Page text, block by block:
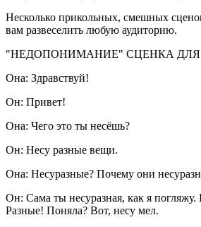
Несколько прикольных, смешных
вам развеселить любую аудиторию.
"НЕДОПОНИМАНИЕ" СЦЕНКА
Она: Здравствуй!
Он: Привет!
Она: Чего это ты несёшь?
Он: Несу разные вещи.
Она: Несуразные? Почему они
Он: Сама ты несуразная, как я погляжу.
Разные! Поняла? Вот, несу мел.